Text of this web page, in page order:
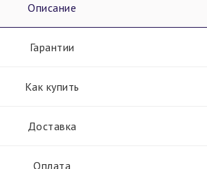
Описание
Гарантии
Как купить
Доставка
Оплата